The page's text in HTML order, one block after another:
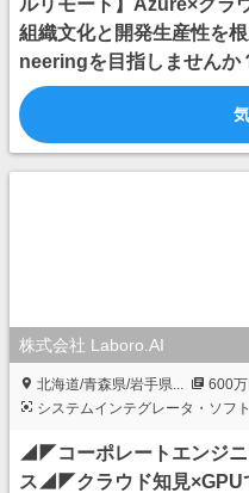
ルリモート】Azure×クラ
組織文化と開発生産性を
neeringを目指しませんか
株式会社 Laboro.AI
北海道/青森県/岩手県...
600
システムインテグレータ・ソフ
◢◤コーポレートエンジニ
ス◢◤クラウド知見×GPU